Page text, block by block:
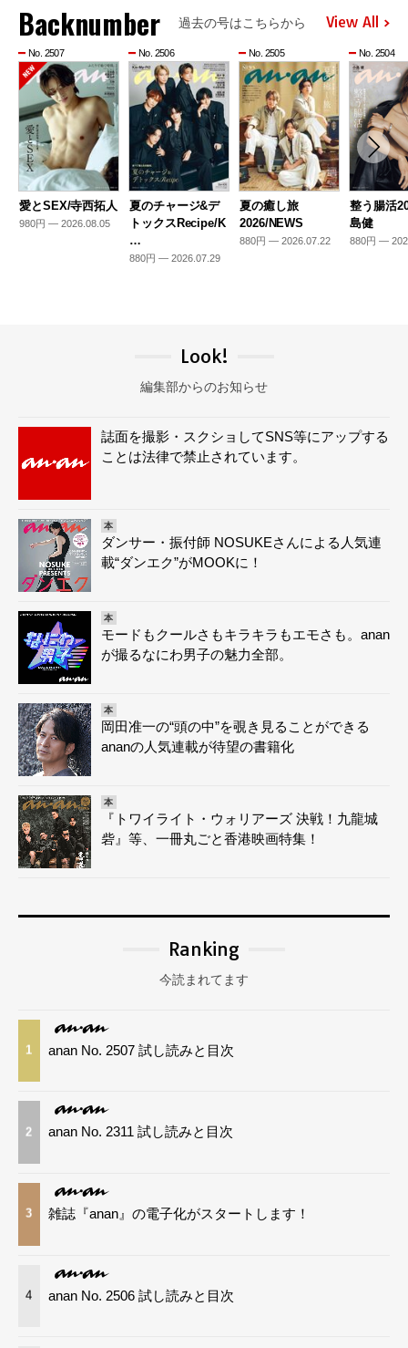
Backnumber 過去の号はこちらから View All
No. 2507
愛とSEX/寺西拓人
980円 — 2026.08.05
No. 2506
夏のチャージ&デ
トックスRecipe/K
…
880円 — 2026.07.29
No. 2505
夏の癒し旅
2026/NEWS
880円 — 2026.07.22
No. 2504
整う腸活
島健
880円 —
Look!
編集部からのお知らせ
誌面を撮影・スクショしてSNS等にアップする
ことは法律で禁止されています。
本
ダンサー・振付師 NOSUKEさんによる人気連
載“ダンエク”がMOOKに！
本
モードもクールさもキラキラもエモさも。anan
が撮るなにわ男子の魅力全部。
本
岡田准一の“頭の中”を覗き見ることができる
ananの人気連載が待望の書籍化
本
『トワイライト・ウォリアーズ 決戦！九龍城
砦』等、一冊丸ごと香港映画特集！
Ranking
今読まれてます
1 anan No. 2507 試し読みと目次
2 anan No. 2311 試し読みと目次
3 雑誌『anan』の電子化がスタートします！
4 anan No. 2506 試し読みと目次